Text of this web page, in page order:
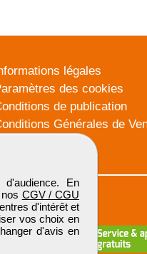
En
CGV / CGU
d'intérêt et
vos choix en
d'avis en
légales
des cookies
de publication
Générales de